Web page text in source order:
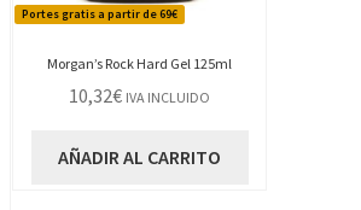
Portes gratis a partir de 69€
Morgan’s Rock Hard Gel 125ml
10,32€ IVA INCLUIDO
AÑADIR AL CARRITO